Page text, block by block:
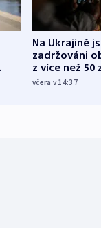
Na Ukrajině
zadržováni
z více než 50
Bojovali na
včera v 14:37